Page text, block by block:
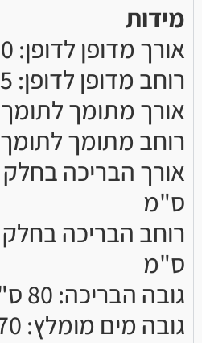
מידות
אורך מדופן לדופן: 300 ס"מ
רוחב מדופן לדופן: 175 ס"מ
אורך מתומך לתומך: 340
רוחב מתומך לתומך: 208
ס"מ
ס"מ
גובה הבריכה: 80 ס"מ
גובה מים מומלץ: 70 ס"מ